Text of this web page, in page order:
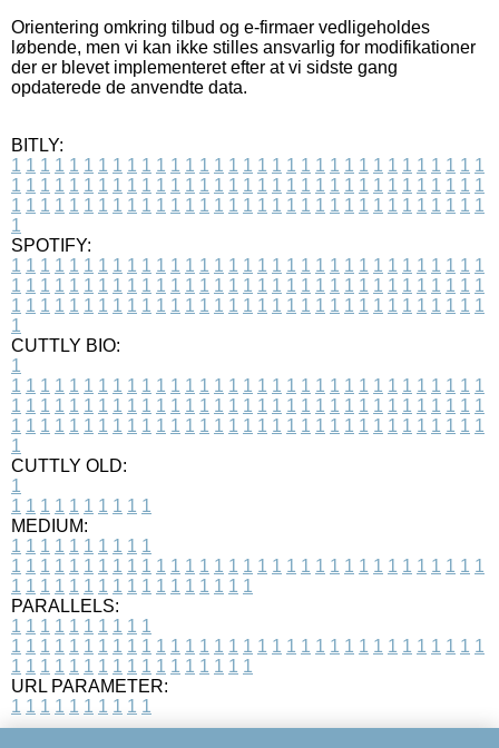
Orientering omkring tilbud og e-firmaer vedligeholdes
løbende, men vi kan ikke stilles ansvarlig for modifikationer
der er blevet implementeret efter at vi sidste gang
opdaterede de anvendte data.
BITLY:
1 1 1 1 1 1 1 1 1 1 1 1 1 1 1 1 1 1 1 1 1 1 1 1 1 1 1 1 1 1 1 1 1
1 1 1 1 1 1 1 1 1 1 1 1 1 1 1 1 1 1 1 1 1 1 1 1 1 1 1 1 1 1 1 1 1
1 1 1 1 1 1 1 1 1 1 1 1 1 1 1 1 1 1 1 1 1 1 1 1 1 1 1 1 1 1 1 1 1
1
SPOTIFY:
1 1 1 1 1 1 1 1 1 1 1 1 1 1 1 1 1 1 1 1 1 1 1 1 1 1 1 1 1 1 1 1 1
1 1 1 1 1 1 1 1 1 1 1 1 1 1 1 1 1 1 1 1 1 1 1 1 1 1 1 1 1 1 1 1 1
1 1 1 1 1 1 1 1 1 1 1 1 1 1 1 1 1 1 1 1 1 1 1 1 1 1 1 1 1 1 1 1 1
1
CUTTLY BIO:
1
1 1 1 1 1 1 1 1 1 1 1 1 1 1 1 1 1 1 1 1 1 1 1 1 1 1 1 1 1 1 1 1 1
1 1 1 1 1 1 1 1 1 1 1 1 1 1 1 1 1 1 1 1 1 1 1 1 1 1 1 1 1 1 1 1 1
1 1 1 1 1 1 1 1 1 1 1 1 1 1 1 1 1 1 1 1 1 1 1 1 1 1 1 1 1 1 1 1 1
1
CUTTLY OLD:
1
1 1 1 1 1 1 1 1 1 1
MEDIUM:
1 1 1 1 1 1 1 1 1 1
1 1 1 1 1 1 1 1 1 1 1 1 1 1 1 1 1 1 1 1 1 1 1 1 1 1 1 1 1 1 1 1 1
1 1 1 1 1 1 1 1 1 1 1 1 1 1 1 1 1
PARALLELS:
1 1 1 1 1 1 1 1 1 1
1 1 1 1 1 1 1 1 1 1 1 1 1 1 1 1 1 1 1 1 1 1 1 1 1 1 1 1 1 1 1 1 1
1 1 1 1 1 1 1 1 1 1 1 1 1 1 1 1 1
URL PARAMETER:
1 1 1 1 1 1 1 1 1 1